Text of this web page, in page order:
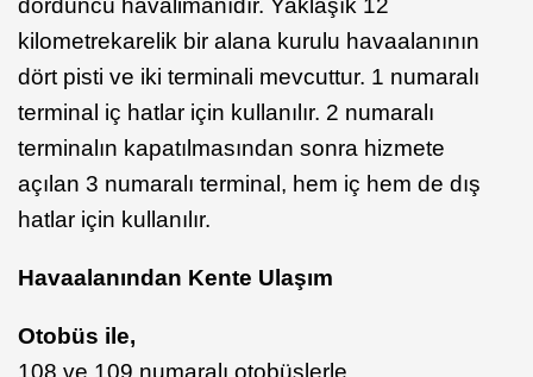
dördüncü havalimanıdır. Yaklaşık 12
kilometrekarelik bir alana kurulu havaalanının
dört pisti ve iki terminali mevcuttur. 1 numaralı
terminal iç hatlar için kullanılır. 2 numaralı
terminalın kapatılmasından sonra hizmete
açılan 3 numaralı terminal, hem iç hem de dış
hatlar için kullanılır.
Havaalanından Kente Ulaşım
Otobüs ile,
108 ve 109 numaralı otobüslerle